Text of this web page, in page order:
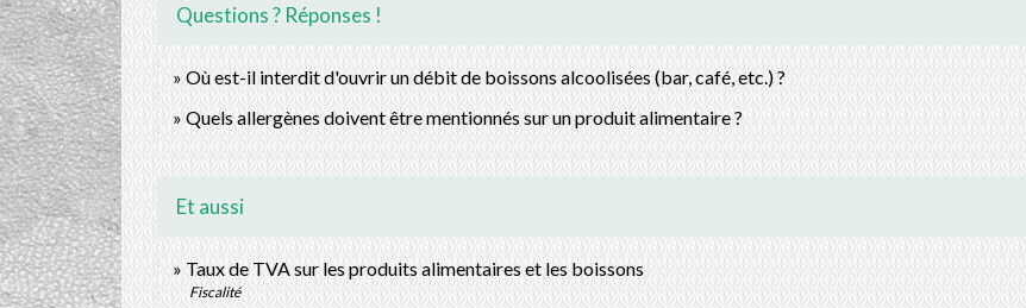
Questions ? Réponses !
Où est-il interdit d'ouvrir un débit de boissons alcoolisées (bar, café, etc.) ?
Quels allergènes doivent être mentionnés sur un produit alimentaire ?
Et aussi
Taux de TVA sur les produits alimentaires et les boissons
Fiscalité